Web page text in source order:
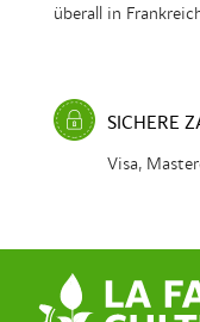
überall in
SICHERE
Visa,